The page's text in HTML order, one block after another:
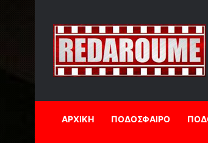
ΑΡΧΙΚΗ ΠΟΔΟΣΦΑΙΡΟ